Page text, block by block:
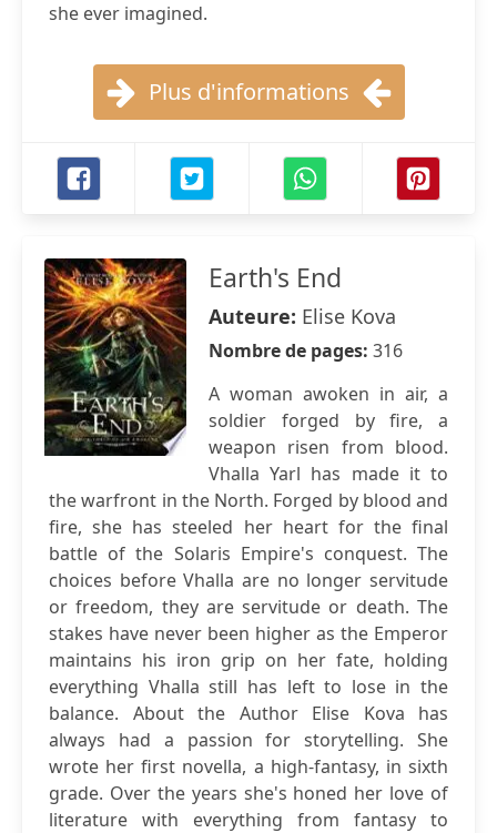
she ever imagined.
Plus d'informations
Earth's End
Auteure: Elise Kova
Nombre de pages: 316
A woman awoken in air, a
soldier forged by fire, a
weapon risen from blood.
Vhalla Yarl has made it to
the warfront in the North. Forged by blood and
fire, she has steeled her heart for the final
battle of the Solaris Empire's conquest. The
choices before Vhalla are no longer servitude
or freedom, they are servitude or death. The
stakes have never been higher as the Emperor
maintains his iron grip on her fate, holding
everything Vhalla still has left to lose in the
balance. About the Author Elise Kova has
always had a passion for storytelling. She
wrote her first novella, a high-fantasy, in sixth
grade. Over the years she's honed her love of
literature with everything from fantasy to